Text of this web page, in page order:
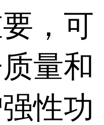
，可
量和
性功